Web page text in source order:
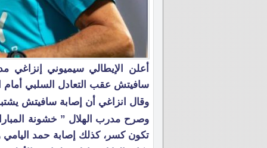
أعلن الإيطالي سيميوني إنزاغي
سافيتش عقب التعادل السلبي أمام
وقال انزاغي أن إصابة سافيتش
وصرح مدرب الهلال ” خشونة
تكون كسر، كذلك إصابة حمد